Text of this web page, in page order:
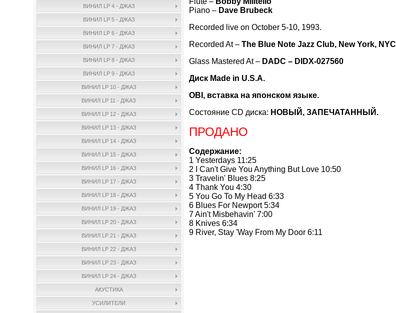
ВИНИЛ LP 4 - ДЖАЗ
ВИНИЛ LP 5 - ДЖАЗ
ВИНИЛ LP 6 - ДЖАЗ
ВИНИЛ LP 7 - ДЖАЗ
ВИНИЛ LP 8 - ДЖАЗ
ВИНИЛ LP 9 - ДЖАЗ
ВИНИЛ LP 10 - ДЖАЗ
ВИНИЛ LP 11 - ДЖАЗ
ВИНИЛ LP 12 - ДЖАЗ
ВИНИЛ LP 13 - ДЖАЗ
ВИНИЛ LP 14 - ДЖАЗ
ВИНИЛ LP 15 - ДЖАЗ
ВИНИЛ LP 16 - ДЖАЗ
ВИНИЛ LP 17 - ДЖАЗ
ВИНИЛ LP 18 - ДЖАЗ
ВИНИЛ LP 19 - ДЖАЗ
ВИНИЛ LP 20 - ДЖАЗ
ВИНИЛ LP 21 - ДЖАЗ
ВИНИЛ LP 22 - ДЖАЗ
ВИНИЛ LP 23 - ДЖАЗ
ВИНИЛ LP 24 - ДЖАЗ
АКУСТИКА
УСИЛИТЕЛИ
Piano – Dave Brubeck
Recorded live on October 5-10, 1993.
Recorded At –The Blue Note Jazz Club, New York, NYC
Glass Mastered At – DADC – DIDX-027560
Диск Made in U.S.A.
OBI, вставка на японском языке.
Состояние CD диска: НОВЫЙ, ЗАПЕЧАТАННЫЙ.
ПРОДАНО
Содержание:
1 Yesterdays 11:25
2 I Can't Give You Anything But Love 10:50
3 Travelin' Blues 8:25
4 Thank You 4:30
5 You Go To My Head 6:33
6 Blues For Newport 5:34
7 Ain't Misbehavin' 7:00
8 Knives 6:34
9 River, Stay 'Way From My Door 6:11